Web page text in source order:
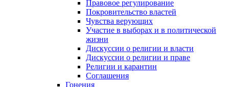
Правовое регулирование
Покровительство властей
Чувства верующих
Участие в выборах и в политической
жизни
Дискуссии о религии и власти
Дискуссии о религии и праве
Религии и карантин
Соглашения
Гонения